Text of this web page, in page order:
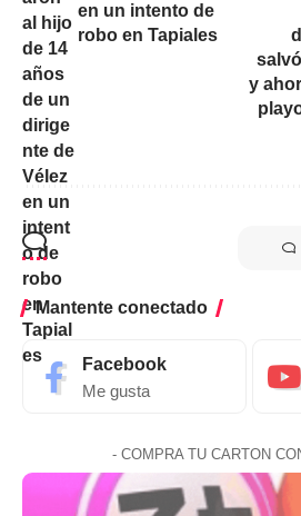
en un intento de
robo en Tapiales
y
Mantente conectado
Facebook
Me gusta
- COMPRA TU CARTON